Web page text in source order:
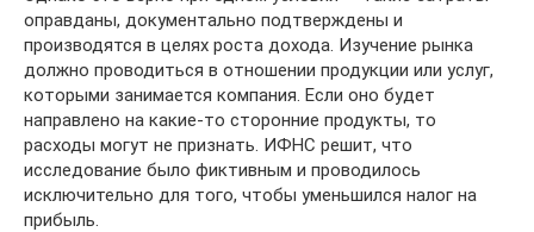
оправданы, документально подтверждены и
производятся в целях роста дохода. Изучение рынка
должно проводиться в отношении продукции или услуг,
которыми занимается компания. Если оно будет
направлено на какие-то сторонние продукты, то
расходы могут не признать. ИФНС решит, что
исследование было фиктивным и проводилось
исключительно для того, чтобы уменьшился налог на
прибыль.